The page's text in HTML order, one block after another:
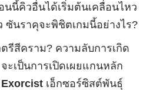
นนี้คิวอื่นได้เริ่มต้นเคลื่อนไหว
ซันราคุจะพิชิตเกมนี้อย่างไร?
รีสีคราม? ความลับการเกิด
ะเป็นการเปิดเผยแกนหลัก
เอ็กซอร์ซิสต์พันธุ์